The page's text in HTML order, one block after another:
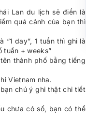
Lan du lịch sẽ điền là
quá cảnh của bạn thì
“1 day”, 1 tuần thì ghi là
tuần + weeks”
thành phố bằng tiếng
Vietnam nha.
chú ý ghi thật chi tiết
chưa có số, bạn có thể